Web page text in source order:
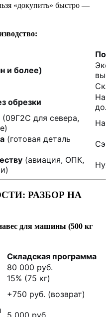
«докупить» быстро —
и более)
обрезки
(09Г2С для севера,
На
(готовая деталь
(авиация, ОПК,
РАЗБОР НА
для машины (500 кг
Складская программа
80 000 руб.
15% (75 кг)
+750 руб. (возврат)
5 000 руб.